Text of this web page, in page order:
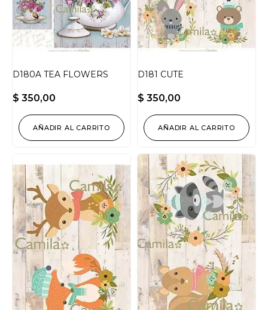
D180A TEA FLOWERS
$ 350,00
AÑADIR AL CARRITO
D181 CUTE
$ 350,00
AÑADIR AL CARRITO